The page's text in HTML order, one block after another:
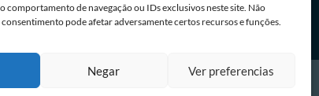
comportamento de navegação ou IDs exclusivos neste site. Não
pode afetar adversamente certos recursos e funções.
Negar Ver preferencias